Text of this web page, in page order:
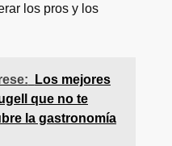
los pros y los
Los mejores
que no te
la gastronomía